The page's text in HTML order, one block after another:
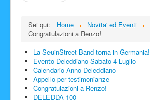
Sei qui: Home Novita' ed Eventi
Congratulazioni a Renzo!
La SeuinStreet Band torna in Germania!
Evento Deleddiano Sabato 4 Luglio
Calendario Anno Deleddiano
Appello per testimonianze
Congratulazioni a Renzo!
DELEDDA 100